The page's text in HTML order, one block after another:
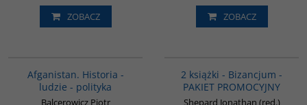
ZOBACZ ZOBACZ
Afganistan. Historia -
ludzie - polityka
Balcerowicz Piotr
2 książki - Bizancjum -
PAKIET PROMOCYJNY
Shepard Jonathan (red.)